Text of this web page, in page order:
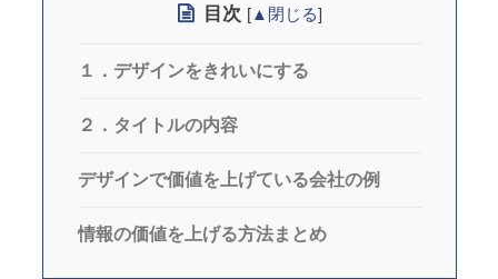
目次 [▲閉じる]
１．デザインをきれいにする
２．タイトルの内容
デザインで価値を上げている会社の例
情報の価値を上げる方法まとめ